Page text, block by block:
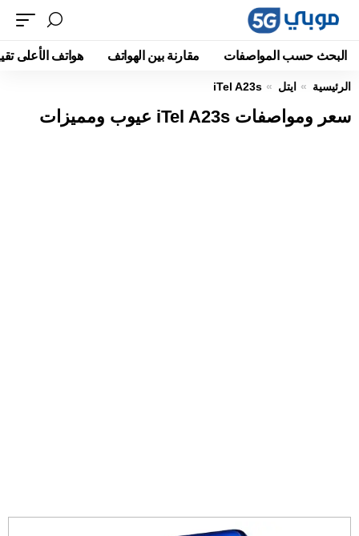
البحث حسب المواصفات مقارنة بين الهواتف هواتف الأعلى
الرئيسية ايتل iTel A23s
سعر ومواصفات iTel A23s عيوب ومميزات